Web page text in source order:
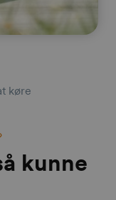
køre
kunne